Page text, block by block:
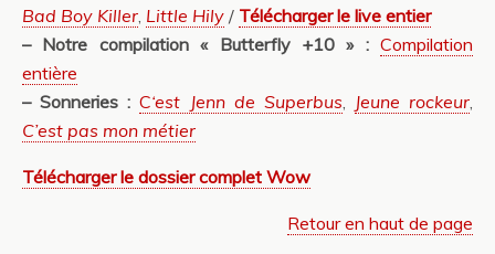
Bad Boy Killer, Little Hily / Télécharger le live entier
– Notre compilation « Butterfly +10 » : Compilation
entière
– Sonneries : C‘est Jenn de Superbus, Jeune rockeur,
C’est pas mon métier
Télécharger le dossier complet Wow
Retour en haut de page